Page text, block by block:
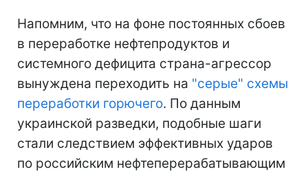
Напомним, что на фоне постоянных сбоев
в переработке нефтепродуктов и
системного дефицита страна-агрессор
вынуждена переходить на "серые" схемы
переработки горючего. По данным
украинской разведки, подобные шаги
стали следствием эффективных ударов
по российским нефтеперерабатывающим